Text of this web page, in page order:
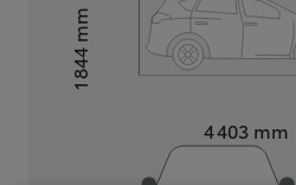
4 403 mm
Hauteur1 844
mm